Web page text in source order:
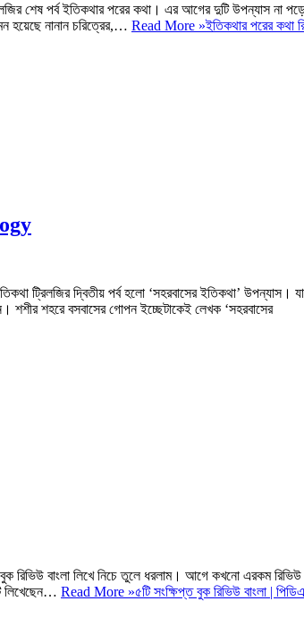
শেষ পর্ব ইতিকথার পরের কথা। এর আগের দুটি উপন্যাস না
হয়েছে নানান চরিত্রের,… Read More »ইতিকথার পরের কথা
ট্রিলজির দ্বিতীয় পর্ব হলো ‘সহরবাসের ইতিকথা’ উপন্যাস।
শশীর শহরে বসবাসের গোপন ইচ্ছেটাকেই লেখক ‘সহরবাসের
রিভিউ বাংলা লিখে নিচে তুলে ধরলাম। আগে কখনো এরকম রিভিউ
লিখেছেন… Read More »৫টি সংক্ষিপ্ত বুক রিভিউ বাংলা |